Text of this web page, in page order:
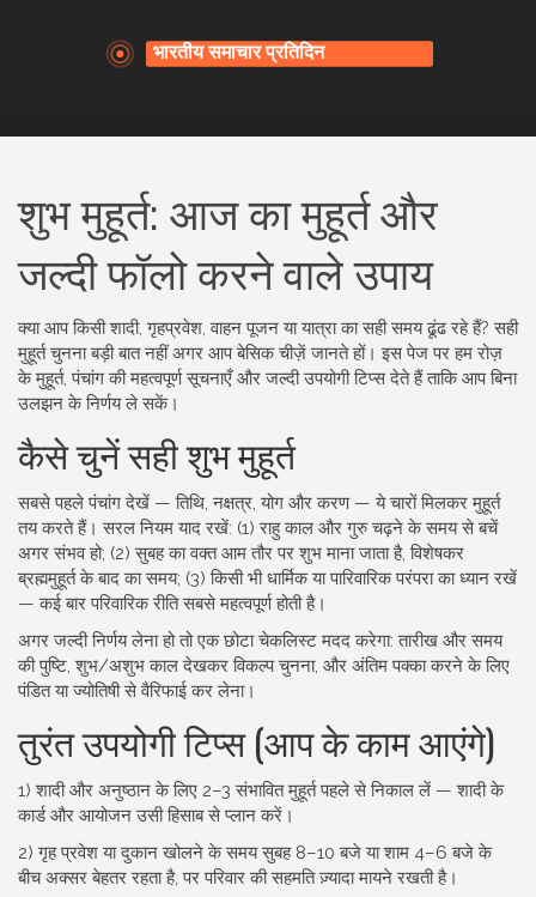
शुभ मुहूर्त: आज का मुहूर्त और
जल्दी फॉलो करने वाले उपाय
क्या आप किसी शादी, गृहप्रवेश, वाहन पूजन या यात्रा का सही समय ढूंढ रहे हैं? सही
मुहूर्त चुनना बड़ी बात नहीं अगर आप बेसिक चीज़ें जानते हों। इस पेज पर हम रोज़
के मुहूर्त, पंचांग की महत्वपूर्ण सूचनाएँ और जल्दी उपयोगी टिप्स देते हैं ताकि आप बिना
उलझन के निर्णय ले सकें।
कैसे चुनें सही शुभ मुहूर्त
सबसे पहले पंचांग देखें — तिथि, नक्षत्र, योग और करण — ये चारों मिलकर मुहूर्त
तय करते हैं। सरल नियम याद रखें: (1) राहु काल और गुरु चढ़ने के समय से बचें
अगर संभव हो; (2) सुबह का वक्त आम तौर पर शुभ माना जाता है, विशेषकर
ब्रह्ममुहूर्त के बाद का समय; (3) किसी भी धार्मिक या पारिवारिक परंपरा का ध्यान रखें
— कई बार परिवारिक रीति सबसे महत्वपूर्ण होती है।
अगर जल्दी निर्णय लेना हो तो एक छोटा चेकलिस्ट मदद करेगा: तारीख और समय
की पुष्टि, शुभ/अशुभ काल देखकर विकल्प चुनना, और अंतिम पक्का करने के लिए
पंडित या ज्योतिषी से वैरिफाई कर लेना।
तुरंत उपयोगी टिप्स (आप के काम आएंगे)
1) शादी और अनुष्ठान के लिए 2–3 संभावित मुहूर्त पहले से निकाल लें — शादी के
कार्ड और आयोजन उसी हिसाब से प्लान करें।
2) गृह प्रवेश या दुकान खोलने के समय सुबह 8–10 बजे या शाम 4–6 बजे के
बीच अक्सर बेहतर रहता है, पर परिवार की सहमति ज़्यादा मायने रखती है।